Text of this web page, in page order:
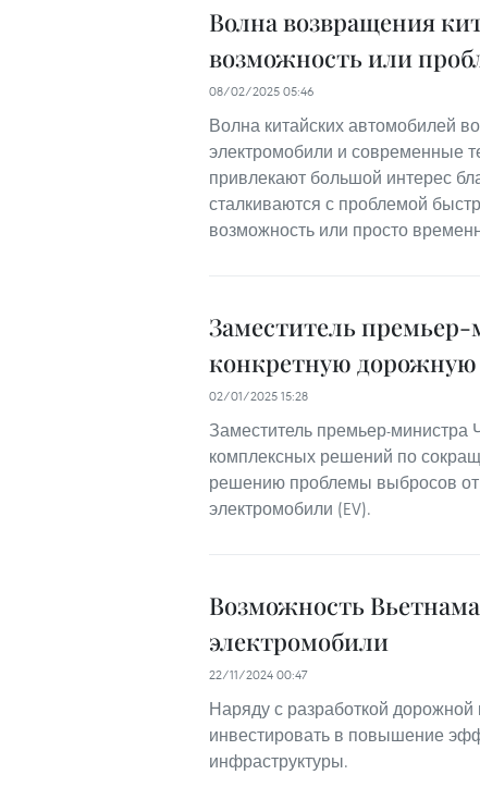
Волна возвращения
возможность или
08/02/2025 05:46
Волна китайских автомобилей
электромобили и современные
привлекают большой интерес
сталкиваются с проблемой
возможность или просто
Заместитель премьер-
конкретную дорожную
02/01/2025 15:28
Заместитель премьер-министра
комплексных решений по
решению проблемы выбросов от
электромобили (EV).
Возможность
электромобили
22/11/2024 00:47
Наряду с разработкой
инвестировать в повышение
инфраструктуры.